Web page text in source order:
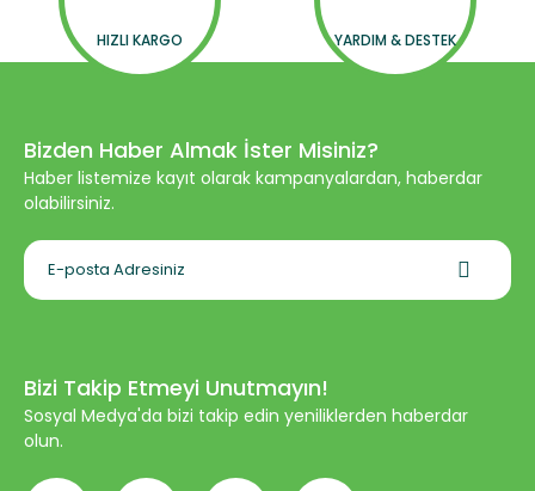
HIZLI KARGO YARDIM & DESTEK
Bizden Haber Almak İster Misiniz?
Haber listemize kayıt olarak kampanyalardan, haberdar
olabilirsiniz.
Bizi Takip Etmeyi Unutmayın!
Sosyal Medya'da bizi takip edin yeniliklerden haberdar
olun.